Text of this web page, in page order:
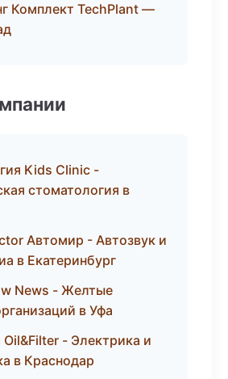
Комплект TechPlant —
Kids Clinic -
стоматология в
Автомир - Автозвук и
в Екатеринбург
News - Желтые
в Уфа
Oil&Filter - Электрика и
в Краснодар